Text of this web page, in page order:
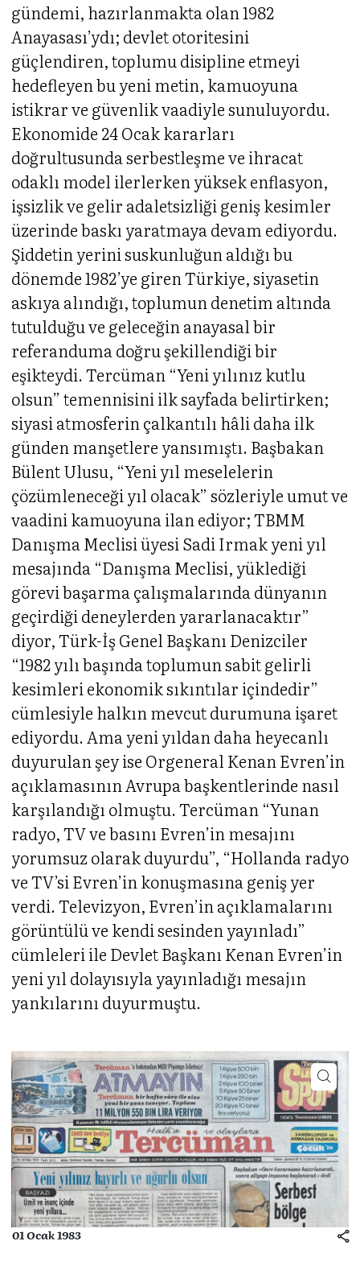
gündemi, hazırlanmakta olan 1982
Anayasası’ydı; devlet otoritesini
güçlendiren, toplumu disipline etmeyi
hedefleyen bu yeni metin, kamuoyuna
istikrar ve güvenlik vaadiyle sunuluyordu.
Ekonomide 24 Ocak kararları
doğrultusunda serbestleşme ve ihracat
odaklı model ilerlerken yüksek enflasyon,
işsizlik ve gelir adaletsizliği geniş kesimler
üzerinde baskı yaratmaya devam ediyordu.
Şiddetin yerini suskunluğun aldığı bu
dönemde 1982’ye giren Türkiye, siyasetin
askıya alındığı, toplumun denetim altında
tutulduğu ve geleceğin anayasal bir
referanduma doğru şekillendiği bir
eşikteydi. Tercüman “Yeni yılınız kutlu
olsun” temennisini ilk sayfada belirtirken;
siyasi atmosferin çalkantılı hâli daha ilk
günden manşetlere yansımıştı. Başbakan
Bülent Ulusu, “Yeni yıl meselelerin
çözümleneceği yıl olacak” sözleriyle umut ve
vaadini kamuoyuna ilan ediyor; TBMM
Danışma Meclisi üyesi Sadi Irmak yeni yıl
mesajında “Danışma Meclisi, yüklediği
görevi başarma çalışmalarında dünyanın
geçirdiği deneylerden yararlanacaktır”
diyor, Türk-İş Genel Başkanı Denizciler
“1982 yılı başında toplumun sabit gelirli
kesimleri ekonomik sıkıntılar içindedir”
cümlesiyle halkın mevcut durumuna işaret
ediyordu. Ama yeni yıldan daha heyecanlı
duyurulan şey ise Orgeneral Kenan Evren’in
açıklamasının Avrupa başkentlerinde nasıl
karşılandığı olmuştu. Tercüman “Yunan
radyo, TV ve basını Evren’in mesajını
yorumsuz olarak duyurdu”, “Hollanda radyo
ve TV’si Evren’in konuşmasına geniş yer
verdi. Televizyon, Evren’in açıklamalarını
görüntülü ve kendi sesinden yayınladı”
cümleleri ile Devlet Başkanı Kenan Evren’in
yeni yıl dolayısıyla yayınladığı mesajın
yankılarını duyurmuştu.
01 Ocak 1983